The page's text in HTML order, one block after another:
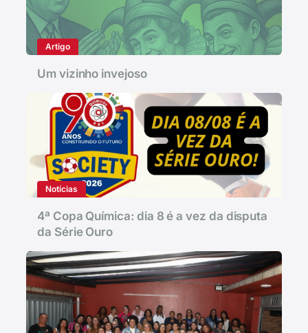
Artigo
Um vizinho invejoso
Notícias
4ª Copa Química: dia 8 é a vez da disputa
da Série Ouro